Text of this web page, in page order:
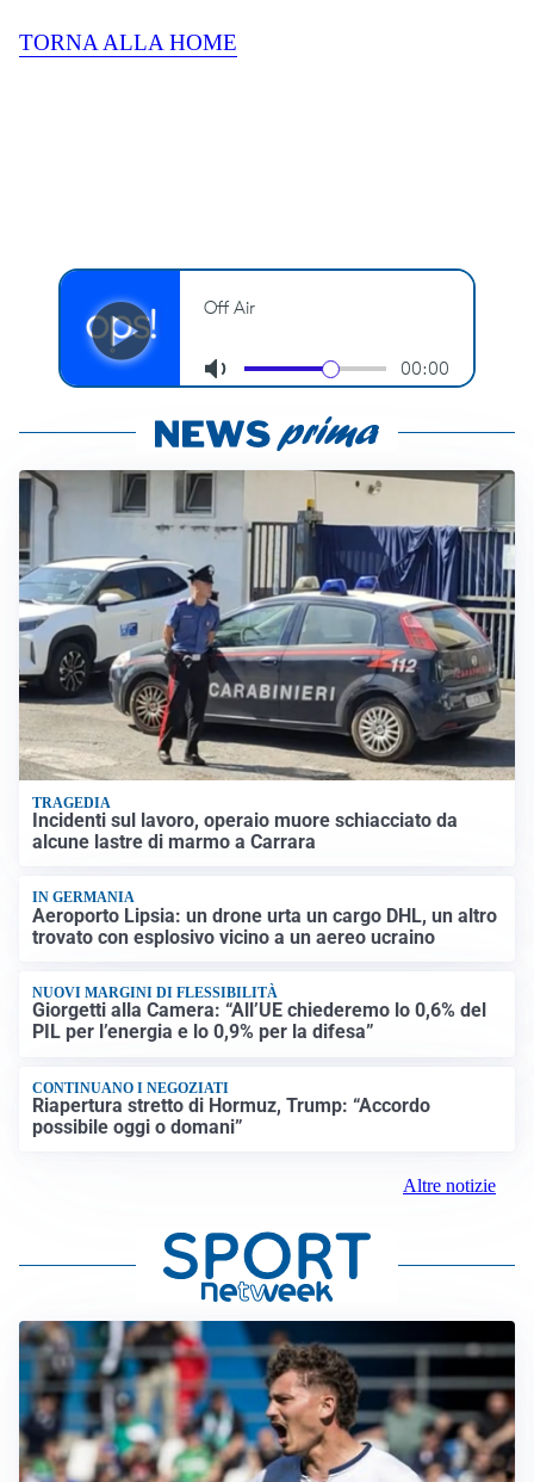
TORNA ALLA HOME
TRAGEDIA
Incidenti sul lavoro, operaio muore schiacciato da
alcune lastre di marmo a Carrara
IN GERMANIA
Aeroporto Lipsia: un drone urta un cargo DHL, un altro
trovato con esplosivo vicino a un aereo ucraino
NUOVI MARGINI DI FLESSIBILITÀ
Giorgetti alla Camera: “All’UE chiederemo lo 0,6% del
PIL per l’energia e lo 0,9% per la difesa”
CONTINUANO I NEGOZIATI
Riapertura stretto di Hormuz, Trump: “Accordo
possibile oggi o domani”
Altre notizie